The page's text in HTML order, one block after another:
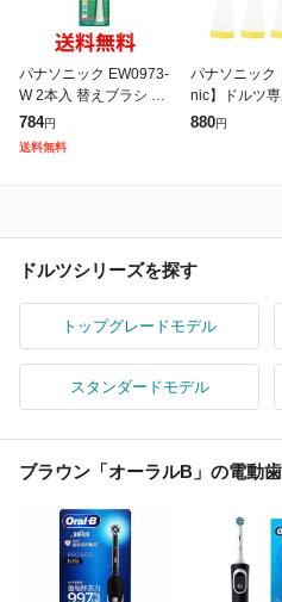
パナソニック EW0973-
W 2本入 替えブラシ ス
リム用 マルチフィット
ブラシ ドルツ 専用 Pan
asonic 送料無料
784円
送料無料
パナソニック
nic】ドルツ専
ブラシVヘッ
880円
ドルツシリーズを探す
トップグレードモデル
スタンダードモデル
ブラウン「オーラルB」の電動